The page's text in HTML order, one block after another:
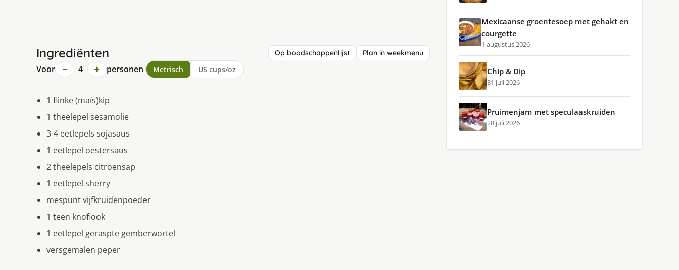
Ingrediënten Op boodschappenlijst Plan in weekmenu
Voor − 4 + personen Metrisch US cups/oz
1 flinke (maïs)kip
1 theelepel sesamolie
3-4 eetlepels sojasaus
1 eetlepel oestersaus
2 theelepels citroensap
1 eetlepel sherry
mespunt vijfkruidenpoeder
1 teen knoflook
1 eetlepel geraspte gemberwortel
versgemalen peper
Mexicaanse groentesoep met gehakt en
courgette
1 augustus 2026
Chip & Dip
31 juli 2026
Pruimenjam met speculaaskruiden
28 juli 2026